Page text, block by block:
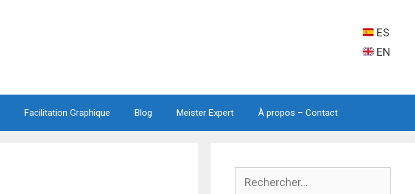
ES
EN
Facilitation Graphique Blog Meister Expert À propos – Contact